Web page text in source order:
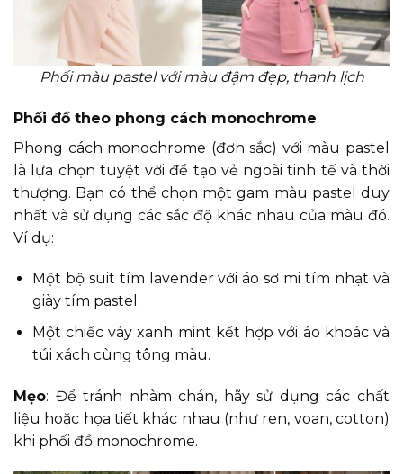
Phối màu pastel với màu đậm đẹp, thanh lịch
Phối đồ theo phong cách monochrome
Phong cách monochrome (đơn sắc) với màu pastel
là lựa chọn tuyệt vời để tạo vẻ ngoài tinh tế và thời
thượng. Bạn có thể chọn một gam màu pastel duy
nhất và sử dụng các sắc độ khác nhau của màu đó.
Ví dụ:
Một bộ suit tím lavender với áo sơ mi tím nhạt và
giày tím pastel.
Một chiếc váy xanh mint kết hợp với áo khoác và
túi xách cùng tông màu.
Mẹo: Để tránh nhàm chán, hãy sử dụng các chất
liệu hoặc họa tiết khác nhau (như ren, voan, cotton)
khi phối đồ monochrome.